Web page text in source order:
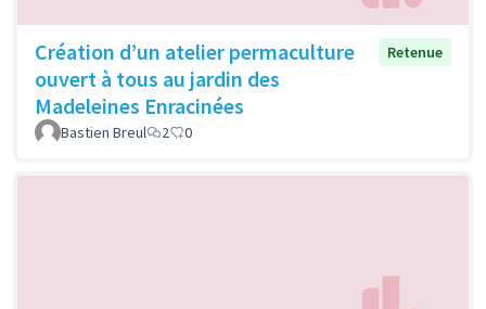
Création d’un atelier permaculture
ouvert à tous au jardin des
Madeleines Enracinées
Retenue
Bastien Breul 2 0